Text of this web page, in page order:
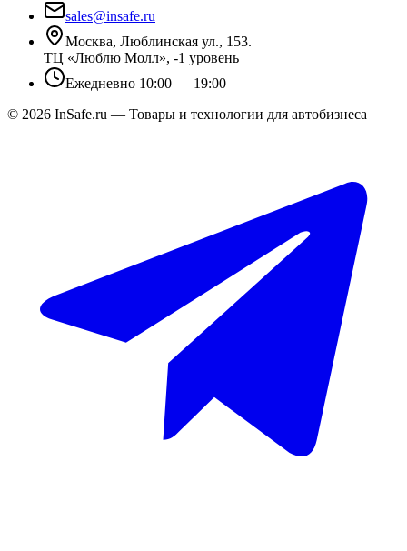
sales@insafe.ru
Москва, Люблинская ул., 153.
ТЦ «Люблю Молл», -1 уровень
Ежедневно 10:00 — 19:00
© 2026 InSafe.ru — Товары и технологии для автобизнеса